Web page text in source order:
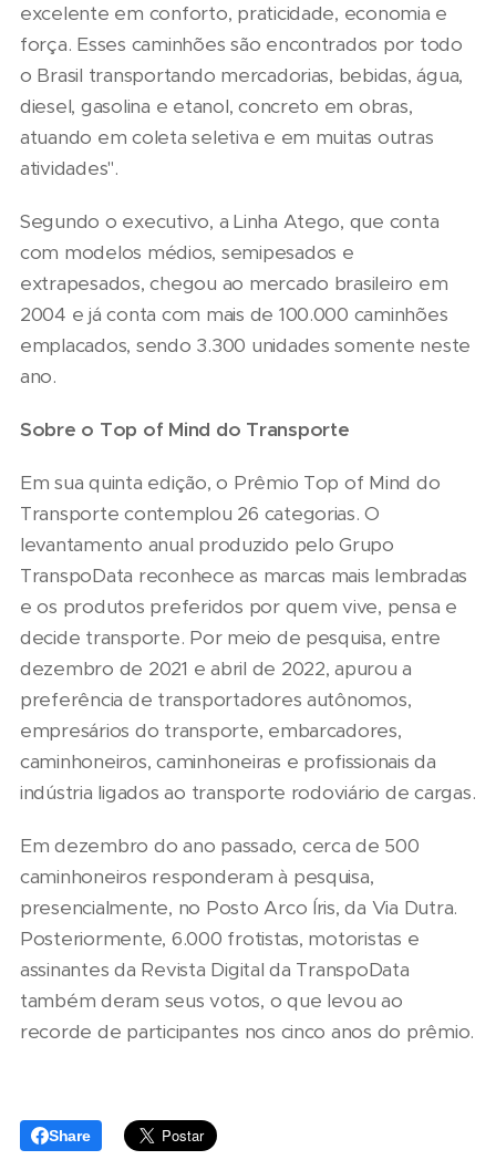
excelente em conforto, praticidade, economia e
força. Esses caminhões são encontrados por todo
o Brasil transportando mercadorias, bebidas, água,
diesel, gasolina e etanol, concreto em obras,
atuando em coleta seletiva e em muitas outras
atividades".
Segundo o executivo, a Linha Atego, que conta
com modelos médios, semipesados e
extrapesados, chegou ao mercado brasileiro em
2004 e já conta com mais de 100.000 caminhões
emplacados, sendo 3.300 unidades somente neste
ano.
Sobre o Top of Mind do Transporte
Em sua quinta edição, o Prêmio Top of Mind do
Transporte contemplou 26 categorias. O
levantamento anual produzido pelo Grupo
TranspoData reconhece as marcas mais lembradas
e os produtos preferidos por quem vive, pensa e
decide transporte. Por meio de pesquisa, entre
dezembro de 2021 e abril de 2022, apurou a
preferência de transportadores autônomos,
empresários do transporte, embarcadores,
caminhoneiros, caminhoneiras e profissionais da
indústria ligados ao transporte rodoviário de cargas.
Em dezembro do ano passado, cerca de 500
caminhoneiros responderam à pesquisa,
presencialmente, no Posto Arco Íris, da Via Dutra.
Posteriormente, 6.000 frotistas, motoristas e
assinantes da Revista Digital da TranspoData
também deram seus votos, o que levou ao
recorde de participantes nos cinco anos do prêmio.
Share